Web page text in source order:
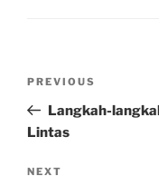
Previous
Post
PREVIOUS
Langkah-
Lintas
Next
NEXT